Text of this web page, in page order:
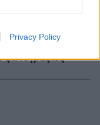
Privacy Policy
εν μέσω
και τη Fed
φωτογραφίες